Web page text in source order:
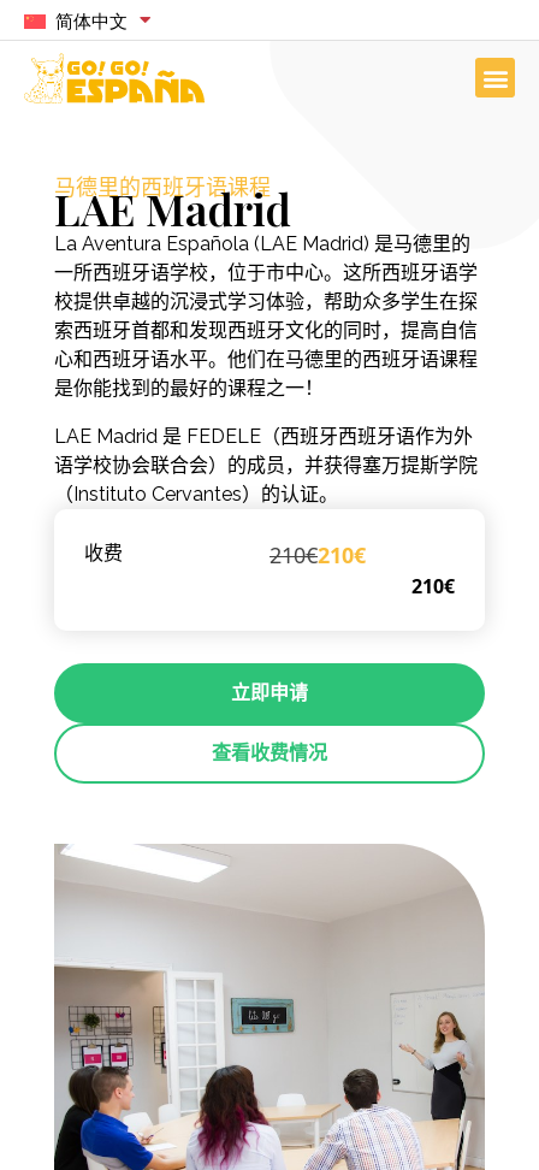
简体中文
马德里的西班牙语课程
LAE Madrid
La Aventura Española (LAE Madrid) 是马德里的
一所西班牙语学校，位于市中心。这所西班牙语学
校提供卓越的沉浸式学习体验，帮助众多学生在探
索西班牙首都和发现西班牙文化的同时，提高自信
心和西班牙语水平。他们在马德里的西班牙语课程
是你能找到的最好的课程之一！
LAE Madrid 是 FEDELE（西班牙西班牙语作为外
语学校协会联合会）的成员，并获得塞万提斯学院
（Instituto Cervantes）的认证。
收费
210€
210€210€
立即申请
查看收费情况